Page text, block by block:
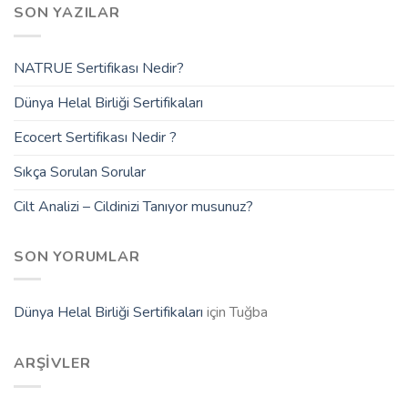
SON YAZILAR
NATRUE Sertifikası Nedir?
Dünya Helal Birliği Sertifikaları
Ecocert Sertifikası Nedir ?
Sıkça Sorulan Sorular
Cilt Analizi – Cildinizi Tanıyor musunuz?
SON YORUMLAR
Dünya Helal Birliği Sertifikaları içinTuğba
ARŞIVLER